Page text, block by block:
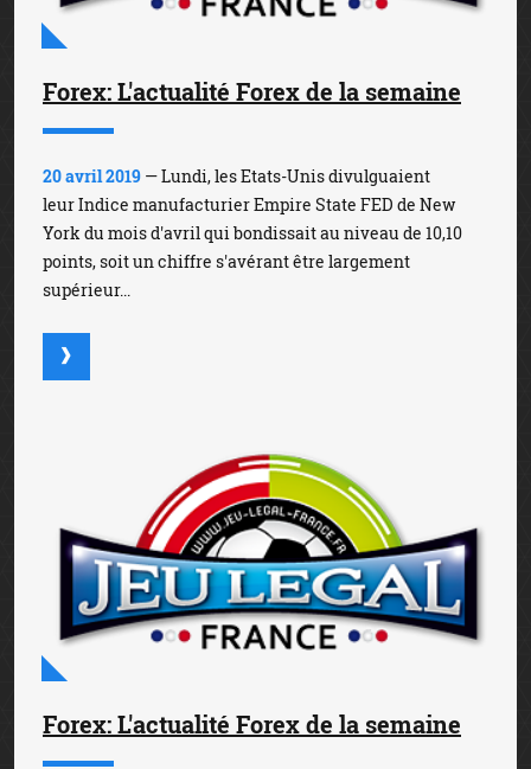
Forex: L'actualité Forex de la semaine
20 avril 2019 — Lundi, les Etats-Unis divulguaient
leur Indice manufacturier Empire State FED de New
York du mois d'avril qui bondissait au niveau de 10,10
points, soit un chiffre s'avérant être largement
supérieur...
Forex: L'actualité Forex de la semaine